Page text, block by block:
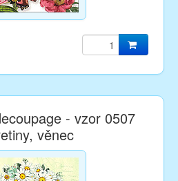
- vzor 0507
věnec